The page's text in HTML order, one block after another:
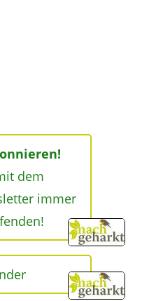
dem
immer